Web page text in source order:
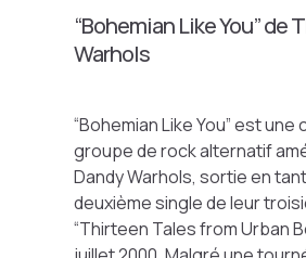
“Bohemian Like You” de
Warhols
“Bohemian Like You” est une
groupe de rock alternatif
Dandy Warhols, sortie en
deuxième single de leur
“Thirteen Tales from Urban